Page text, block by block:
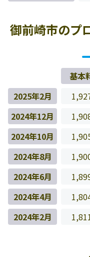
御前崎市のプ
基本
2025年2月
2024年12月
2024年10月
2024年8月
2024年6月
2024年4月
2024年2月